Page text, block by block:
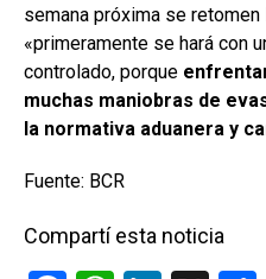
semana próxima se
«primeramente se hará con
controlado, porque
muchas maniobras de
la normativa aduanera y
Fuente: BCR
Compartí esta noticia